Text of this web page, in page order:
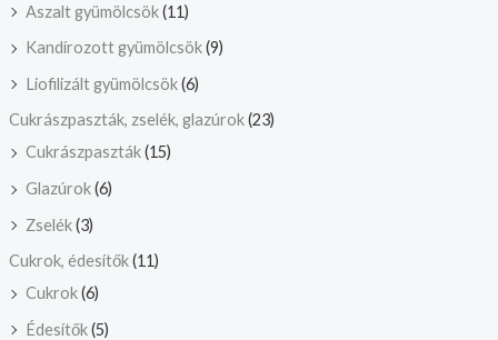
Aszalt gyümölcsök(11)
Kandírozott gyümölcsök(9)
Liofilizált gyümölcsök(6)
Cukrászpaszták, zselék, glazúrok(23)
Cukrászpaszták(15)
Glazúrok(6)
Zselék(3)
Cukrok, édesítők(11)
Cukrok(6)
Édesítők(5)